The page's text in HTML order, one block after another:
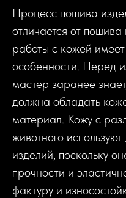
Процесс пошива
отличается от пошива
работы с кожей
особенности. Перед
мастер заранее
должна обладать
материал. Кожу с
животного
изделий, поскольку
прочности и
фактуру и